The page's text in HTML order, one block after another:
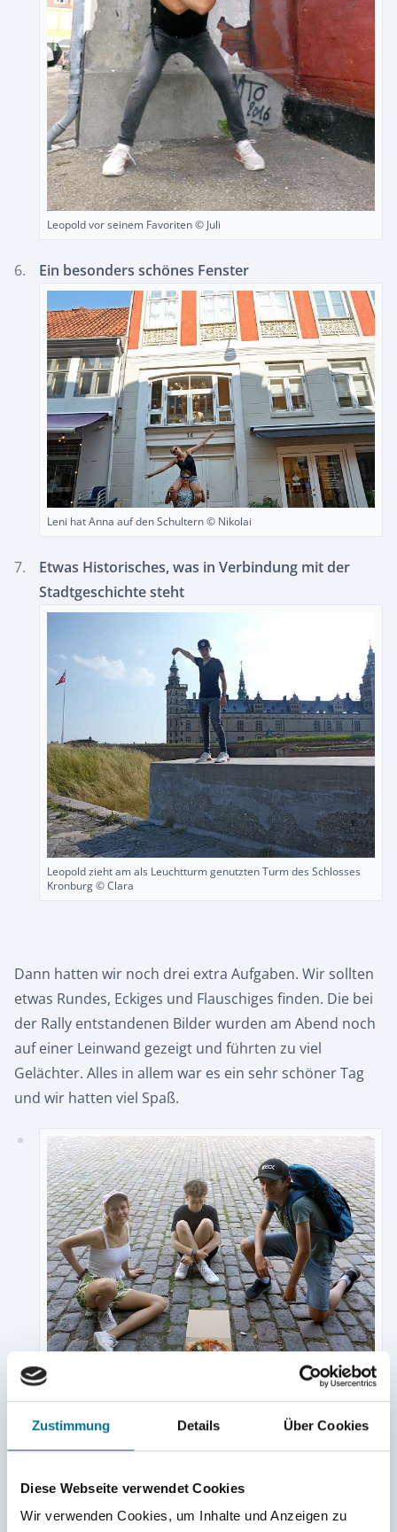
Zustimmung Details Über Cookies
Diese Webseite verwendet Cookies
Wir verwenden Cookies, um Inhalte und Anzeigen zu
Leopold vor seinem Favoriten © Juli
Ein besonders schönes Fenster
Leni hat Anna auf den Schultern © Nikolai
Etwas Historisches, was in Verbindung mit der
Stadtgeschichte steht
Leopold zieht am als Leuchtturm genutzten Turm des Schlosses
Kronburg © Clara
Dann hatten wir noch drei extra Aufgaben. Wir sollten
etwas Rundes, Eckiges und Flauschiges finden. Die bei
der Rally entstandenen Bilder wurden am Abend noch
auf einer Leinwand gezeigt und führten zu viel
Gelächter. Alles in allem war es ein sehr schöner Tag
und wir hatten viel Spaß.